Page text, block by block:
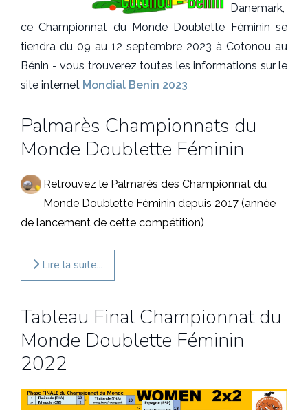
Danemark,
ce Championnat du Monde Doublette Féminin se
tiendra du 09 au 12 septembre 2023 à Cotonou au
Bénin - vous trouverez toutes les informations sur le
site internet Mondial Benin 2023
Palmarès Championnats du
Monde Doublette Féminin
Retrouvez le Palmarès des Championnat du
Monde Doublette Féminin depuis 2017 (année
de lancement de cette compétition)
Lire la suite...
Tableau Final Championnat du
Monde Doublette Féminin
2022